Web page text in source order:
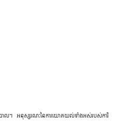
បាល។ ​អ​នុស្ស​រ​ណៈ​នៃ​កា​រ​យោគ​យល់​ទាំង​អស់​របស់​ការិ​